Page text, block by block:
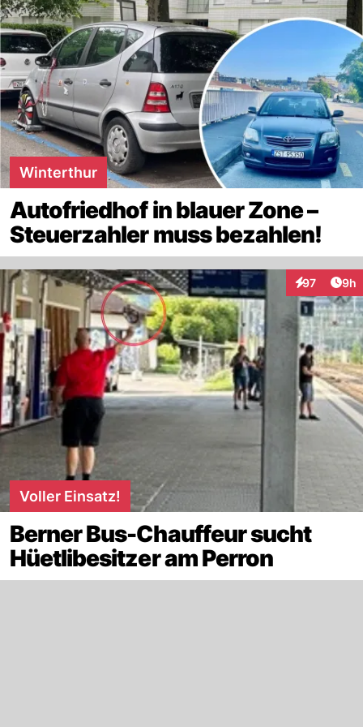
Winterthur
Autofriedhof in blauer Zone –
Steuerzahler muss bezahlen!
97
Interaktionen
9h
Voller Einsatz!
Berner Bus-Chauffeur sucht
Hüetlibesitzer am Perron